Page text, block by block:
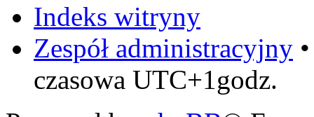
Indeks witryny
Zespół administracyjny
czasowa UTC+1godz.